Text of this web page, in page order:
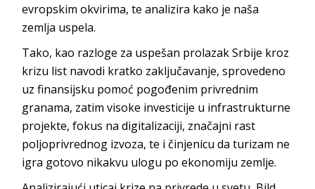
evropskim okvirima, te analizira kako je naša
zemlja uspela.
Tako, kao razloge za uspešan prolazak Srbije kroz
krizu list navodi kratko zaključavanje, sprovedeno
uz finansijsku pomoć pogođenim privrednim
granama, zatim visoke investicije u infrastrukturne
projekte, fokus na digitalizaciji, značajni rast
poljoprivrednog izvoza, te i činjenicu da turizam ne
igra gotovo nikakvu ulogu po ekonomiju zemlje.